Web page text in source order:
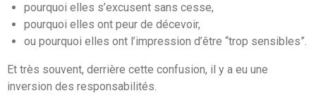
pourquoi elles s’excusent sans cesse,
pourquoi elles ont peur de décevoir,
ou pourquoi elles ont l’impression d’être “trop sensibles”.
Et très souvent, derrière cette confusion, il y a eu une
inversion des responsabilités.